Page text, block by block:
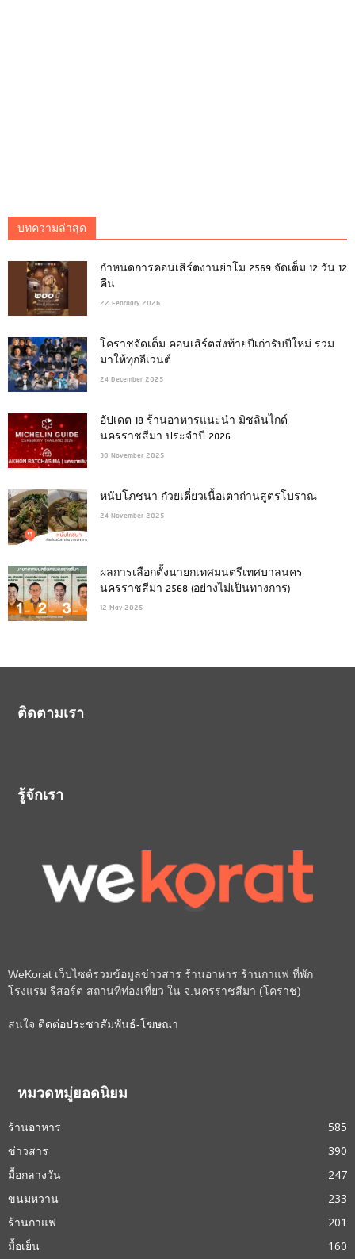
บทความล่าสุด
กำหนดการคอนเสิร์ตงานย่าโม 2569 จัดเต็ม 12 วัน 12
คืน
22 February 2026
โคราชจัดเต็ม คอนเสิร์ตส่งท้ายปีเก่ารับปีใหม่ รวม
มาให้ทุกอีเวนต์
24 December 2025
อัปเดต 18 ร้านอาหารแนะนำ มิชลินไกด์
นครราชสีมา ประจำปี 2026
30 November 2025
หนับโภชนา ก๋วยเตี๋ยวเนื้อเตาถ่านสูตรโบราณ
24 November 2025
ผลการเลือกตั้งนายกเทศมนตรีเทศบาลนคร
นครราชสีมา 2568 (อย่างไม่เป็นทางการ)
12 May 2025
ติดตามเรา
รู้จักเรา
WeKorat เว็บไซต์รวมข้อมูลข่าวสาร ร้านอาหาร ร้านกาแฟ ที่พัก
โรงแรม รีสอร์ต สถานที่ท่องเที่ยว ใน จ.นครราชสีมา (โคราช)
สนใจ ติดต่อประชาสัมพันธ์-โฆษณา
หมวดหมู่ยอดนิยม
ร้านอาหาร
585
ข่าวสาร
390
มื้อกลางวัน
247
ขนมหวาน
233
ร้านกาแฟ
201
มื้อเย็น
160